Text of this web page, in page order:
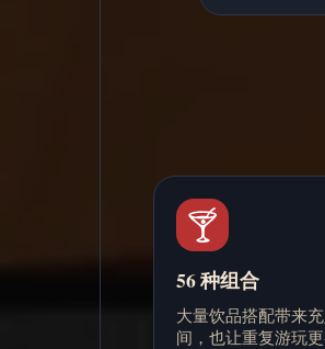
🍸
56 种组合
大量饮品搭配带来
间，也让重复游玩更